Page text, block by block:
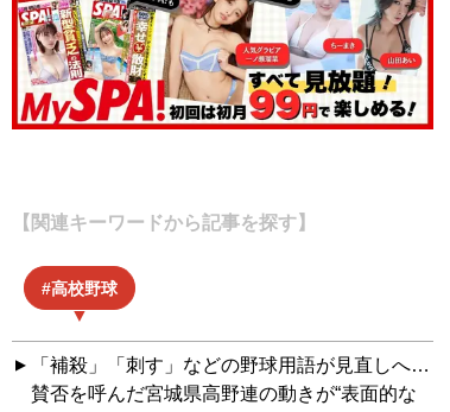
【関連キーワードから記事を探す】
高校野球
「補殺」「刺す」などの野球用語が見直しへ…
賛否を呼んだ宮城県高野連の動きが“表面的な